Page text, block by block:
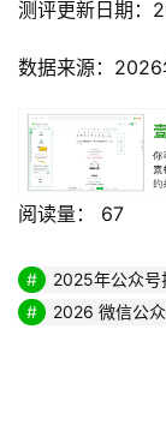
测评更新日期：
数据来源：2026
阅读量： 67
2025年公众号
2026 微信公